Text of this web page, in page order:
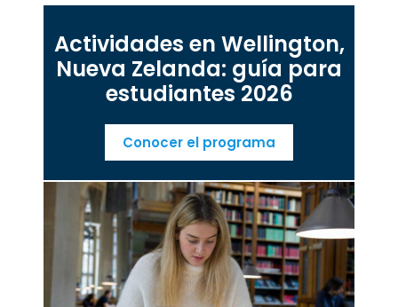
Actividades en Wellington,
Nueva Zelanda: guía para
estudiantes 2026
Conocer el programa